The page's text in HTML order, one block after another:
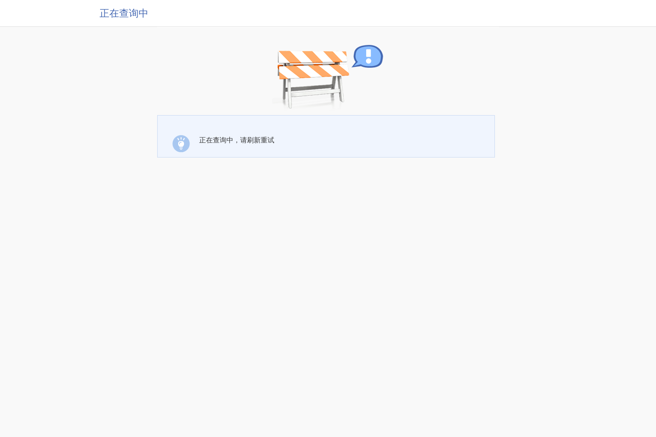
正在查询中
正在查询中，请刷新重试